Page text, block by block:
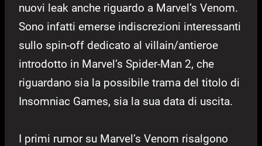
nuovi leak anche riguardo a Marvel’s Venom.
Sono infatti emerse indiscrezioni interessanti
sullo spin-off dedicato al villain/antieroe
introdotto in Marvel’s Spider-Man 2, che
riguardano sia la possibile trama del titolo di
Insomniac Games, sia la sua data di uscita.
I primi rumor su Marvel’s Venom risalgono